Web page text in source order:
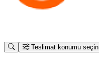
Teslimat konumu seçin